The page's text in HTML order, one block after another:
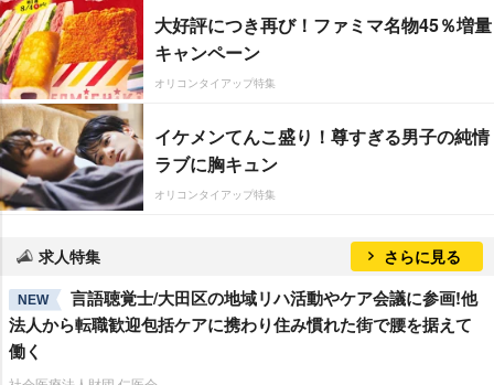
大好評につき再び！ファミマ名物45％増量
キャンペーン
オリコンタイアップ特集
イケメンてんこ盛り！尊すぎる男子の純情
ラブに胸キュン
オリコンタイアップ特集
求人特集 さらに見る
NEW
言語聴覚士/大田区の地域リハ活動やケア会議に参画!他
法人から転職歓迎包括ケアに携わり住み慣れた街で腰を据えて
働く